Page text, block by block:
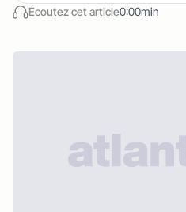
Écoutez cet article0:00min